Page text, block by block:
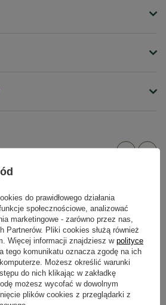
produkt na terenie UE
do prawidłowego działania
społecznościowe, analizować
marketingowe - zarówno przez nas,
Partnerów. Pliki cookies służą również
Więcej informacji znajdziesz w polityce
tego komunikatu oznacza zgodę na ich
Możesz określić warunki
do nich klikając w zakładkę
możesz wycofać w dowolnym
plików cookies z przeglądarki z